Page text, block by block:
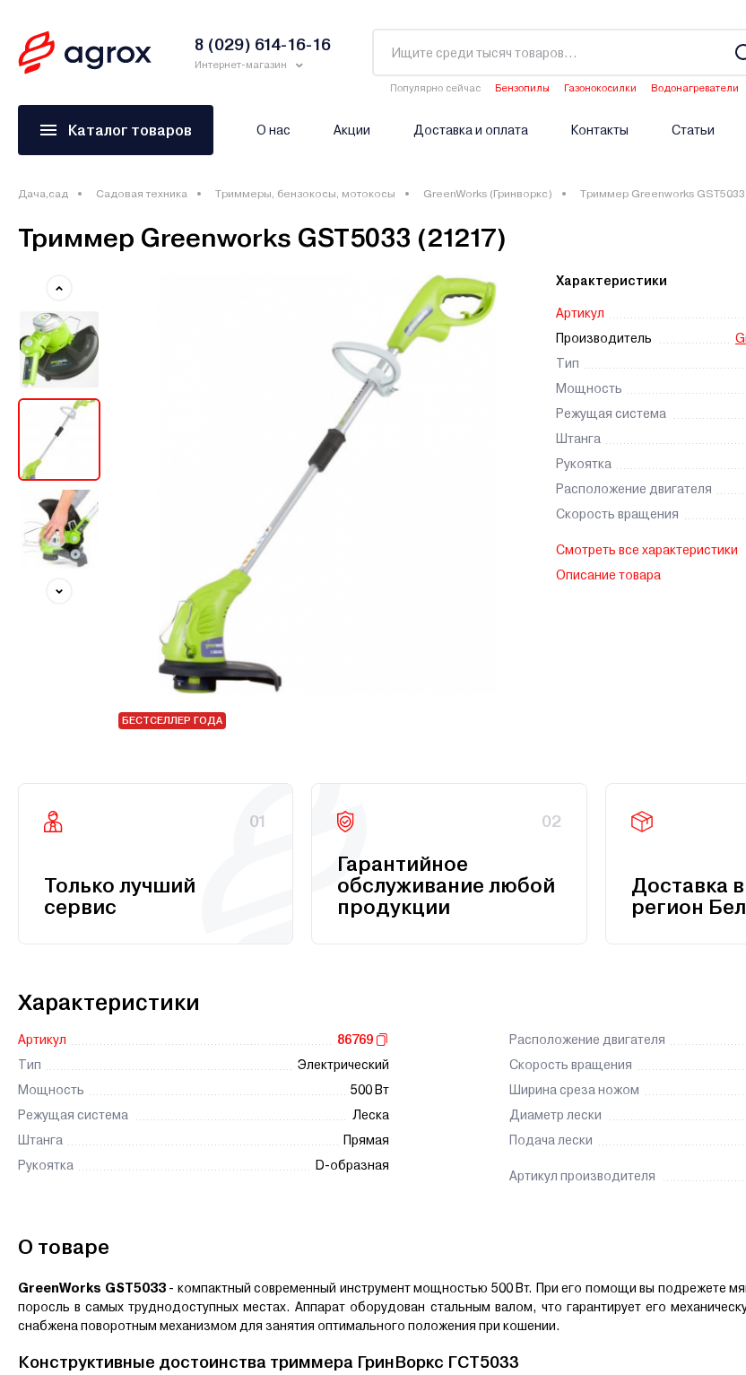
8 (029) 614-16-16
Интернет-магазин
Популярно сейчас Бензопилы Газонокосилки
Водонагреватели
Каталог товаров О нас Акции Доставка и оплата Контакты Статьи
Дача,сад Садовая техника Триммеры, бензокосы, мотокосы GreenWorks (Гринворкс) Триммер Greenworks GST5033
Триммер Greenworks GST5033 (21217)
БЕСТСЕЛЛЕР ГОДА
Характеристики
Артикул
Производитель
Тип
Мощность
Режущая система
Штанга
Рукоятка
Расположение двигателя
Скорость вращения
Смотреть все характеристики
Описание товара
01
Только лучший
сервис
02
Гарантийное
обслуживание любой
продукции
Доставка
регион
Характеристики
Артикул
86769
Тип
Электрический
Мощность
500 Вт
Режущая система
Леска
Штанга
Прямая
Рукоятка
D-образная
Расположение двигателя
Скорость вращения
Ширина среза ножом
Диаметр лески
Подача лески
Артикул производителя
О товаре
GreenWorks GST5033- компактный современный инструмент мощностью 500 Вт. При его помощи вы подрежете
поросль в самых труднодоступных местах. Аппарат оборудован стальным валом, что гарантирует его
снабжена поворотным механизмом для занятия оптимального положения при кошении.
Конструктивные достоинства триммера ГринВоркс ГСT5033